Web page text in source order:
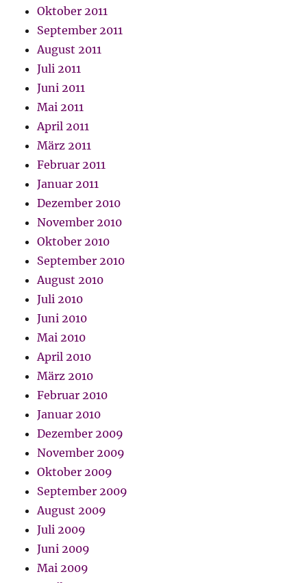
Oktober 2011
September 2011
August 2011
Juli 2011
Juni 2011
Mai 2011
April 2011
März 2011
Februar 2011
Januar 2011
Dezember 2010
November 2010
Oktober 2010
September 2010
August 2010
Juli 2010
Juni 2010
Mai 2010
April 2010
März 2010
Februar 2010
Januar 2010
Dezember 2009
November 2009
Oktober 2009
September 2009
August 2009
Juli 2009
Juni 2009
Mai 2009